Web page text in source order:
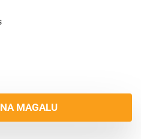
MAGALU